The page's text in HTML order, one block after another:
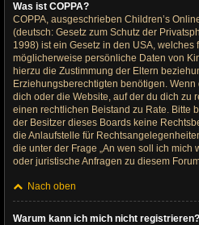
Was ist COPPA?
COPPA, ausgeschrieben Children’s
(deutsch: Gesetz zum Schutz der
1998) ist ein Gesetz in den USA, welches
möglicherweise persönliche Daten von
hierzu die Zustimmung der Eltern
Erziehungsberechtigten benötigen.
dich oder die Website, auf der du dich zu
einen rechtlichen Beistand zu Rate. Bitte
der Besitzer dieses Boards keine
die Anlaufstelle für
die unter der Frage „An wen soll ich mich
oder juristische Anfragen zu diesem
Nach oben
Warum kann ich mich nicht registrieren?